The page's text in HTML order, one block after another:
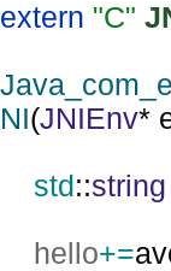
extern "C"
NI(JNIEnv*
std ::string
hello+=